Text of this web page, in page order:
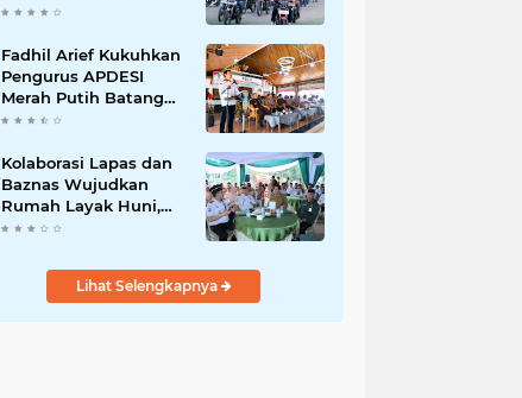
dan Budaya Tertib
Fadhil Arief Kukuhkan
Pengurus APDESI
Merah Putih Batang
Hari, Iknak Nahkodai
Kolaborasi Lapas dan
Baznas Wujudkan
Rumah Layak Huni,
Fadhil Arief: Bukti
Untuk Rakyat
Lihat Selengkapnya